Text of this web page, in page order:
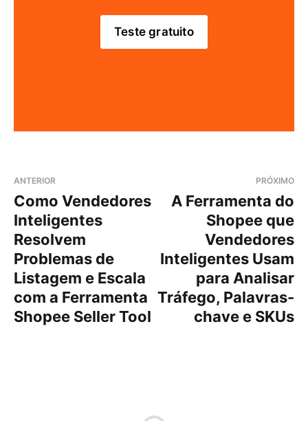
Teste gratuito
ANTERIOR
Como Vendedores
Inteligentes
Resolvem
Problemas de
Listagem e Escala
com a Ferramenta
Shopee Seller Tool
PRÓXIMO
A Ferramenta do
Shopee que
Vendedores
Inteligentes Usam
para Analisar
Tráfego, Palavras-
chave e SKUs